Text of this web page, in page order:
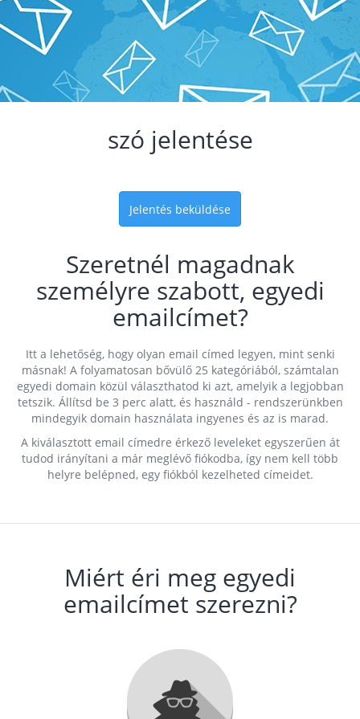
szó jelentése
Jelentés beküldése
Szeretnél magadnak
személyre szabott, egyedi
emailcímet?
Itt a lehetőség, hogy olyan email címed legyen, mint senki
másnak! A folyamatosan bővülő 25 kategóriából, számtalan
egyedi domain közül választhatod ki azt, amelyik a legjobban
tetszik. Állítsd be 3 perc alatt, és használd - rendszerünkben
mindegyik domain használata ingyenes és az is marad.
A kiválasztott email címedre érkező leveleket egyszerűen át
tudod irányítani a már meglévő fiókodba, így nem kell több
helyre belépned, egy fiókból kezelheted címeidet.
Miért éri meg egyedi
emailcímet szerezni?